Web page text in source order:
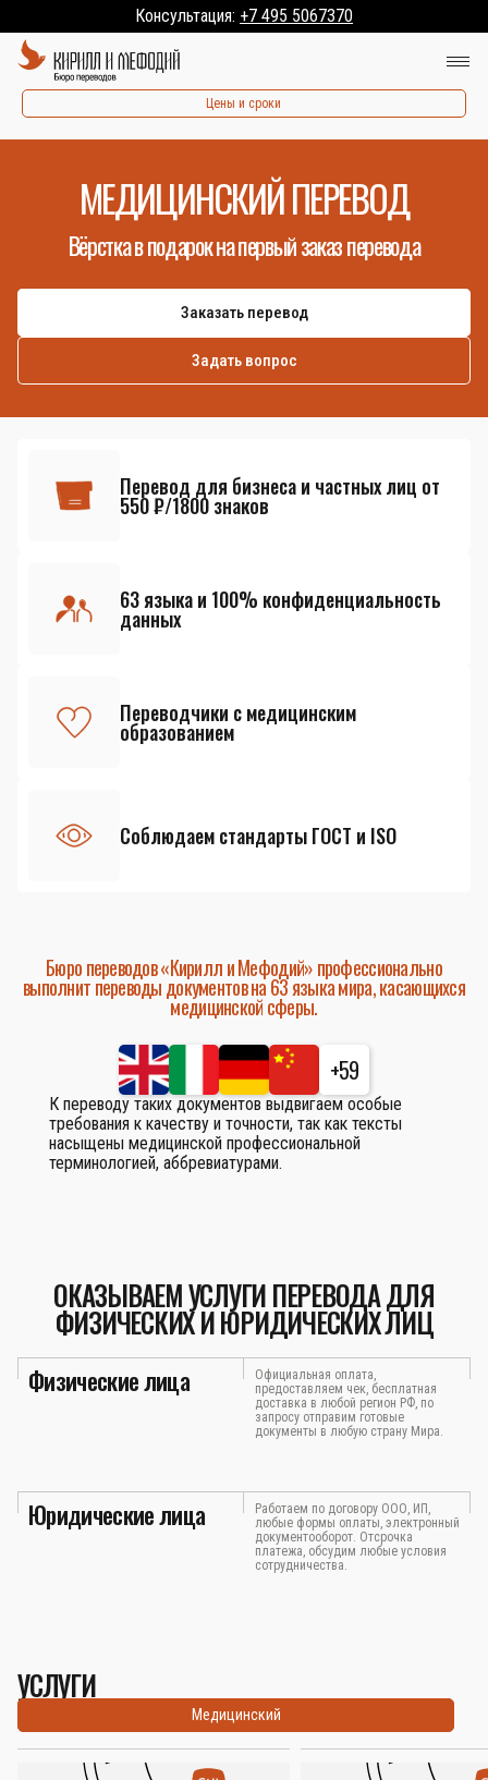
Консультация: +7 495 5067370
Цены и сроки
МЕДИЦИНСКИЙ ПЕРЕВОД
Вёрстка в подарок на первый заказ перевода
Заказать перевод
Задать вопрос
Перевод для бизнеса и частных лиц от
550 ₽/1800 знаков
63 языка и 100% конфиденциальность
данных
Переводчики с медицинским
образованием
Соблюдаем стандарты ГОСТ и ISO
Бюро переводов «Кирилл и Мефодий» профессионально
выполнит переводы документов на 63 языка мира, касающихся
медицинской сферы.
+59
К переводу таких документов выдвигаем особые
требования к качеству и точности, так как тексты
насыщены медицинской профессиональной
терминологией, аббревиатурами.
ОКАЗЫВАЕМ УСЛУГИ ПЕРЕВОДА ДЛЯ
ФИЗИЧЕСКИХ И ЮРИДИЧЕСКИХ ЛИЦ
Физические лица
Официальная оплата,
предоставляем чек, бесплатная
доставка в любой регион РФ, по
запросу отправим готовые
документы в любую страну Мира.
Юридические лица
Работаем по договору ООО, ИП,
любые формы оплаты, электронный
документооборот. Отсрочка
платежа, обсудим любые условия
сотрудничества.
УСЛУГИ
Медицинский